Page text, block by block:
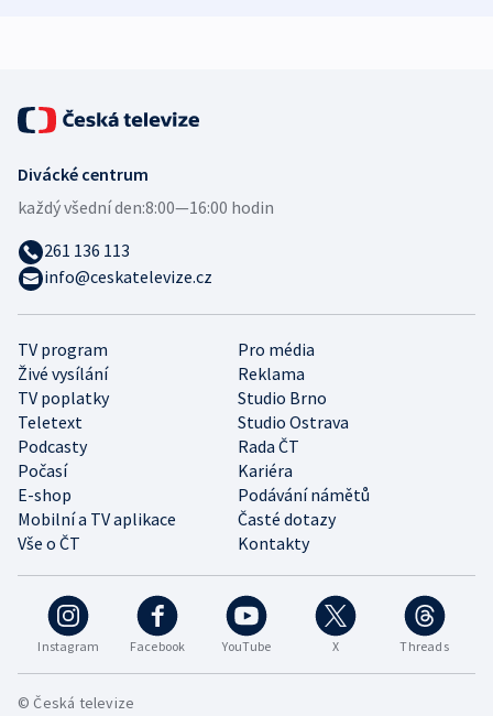
Instagram Facebook YouTube X Threads
TV program
Pro média
Živé vysílání
Reklama
TV poplatky
Studio Brno
Teletext
Studio Ostrava
Podcasty
Rada ČT
Počasí
Kariéra
E-shop
Podávání námětů
Mobilní a TV aplikace
Časté dotazy
Vše o ČT
Kontakty
Divácké centrum
každý všední den:8:00—16:00 hodin
261 136 113
info@ceskatelevize.cz
© Česká televize